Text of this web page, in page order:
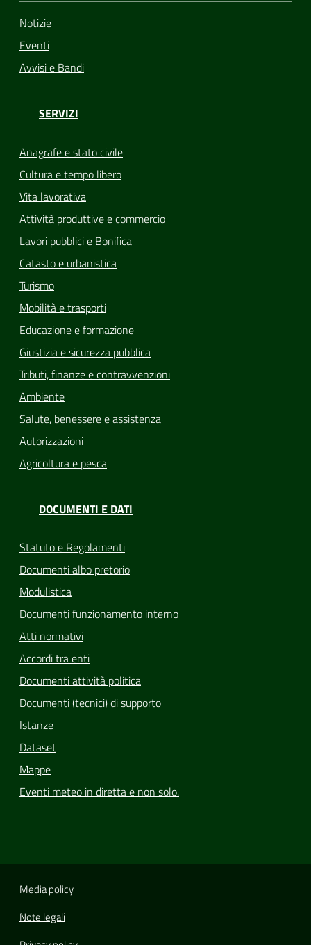
Notizie
Eventi
Avvisi e Bandi
SERVIZI
Anagrafe e stato civile
Cultura e tempo libero
Vita lavorativa
Attività produttive e commercio
Lavori pubblici e Bonifica
Catasto e urbanistica
Turismo
Mobilità e trasporti
Educazione e formazione
Giustizia e sicurezza pubblica
Tributi, finanze e contravvenzioni
Ambiente
Salute, benessere e assistenza
Autorizzazioni
Agricoltura e pesca
DOCUMENTI E DATI
Statuto e Regolamenti
Documenti albo pretorio
Modulistica
Documenti funzionamento interno
Atti normativi
Accordi tra enti
Documenti attività politica
Documenti (tecnici) di supporto
Istanze
Dataset
Mappe
Eventi meteo in diretta e non solo.
Media policy
Note legali